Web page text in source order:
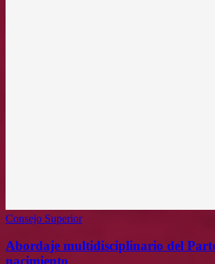
Consejo Superior
Abordaje multidisciplinario del
nacimiento